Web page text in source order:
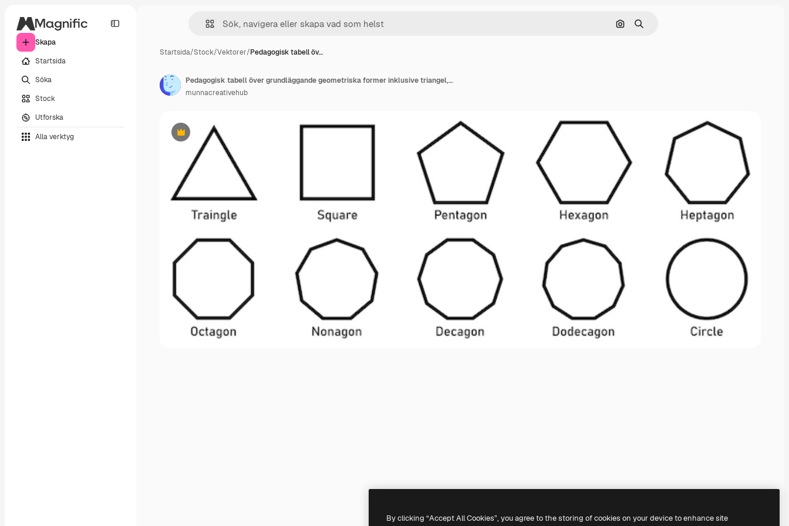
Skapa
Startsida
Söka
Stock
Utforska
Alla verktyg
Sök efter bild
Söka
Startsida/Stock/Vektorer/Pedagogisk tabell öv…
Premie
Pedagogisk tabell över grundläggande geometriska former inklusive triangel, kvadrat, pentagon till dodekagon och cirkel i konturstil Vektorillustration
munnacreativehub
By clicking “Accept All Cookies”, you agree to the storing of cookies on your device to enhance site